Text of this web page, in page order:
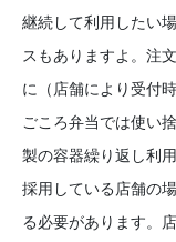
継続して利用したい
スもありますよ。注
に（店舗により受付
ごころ弁当では使い
製の容器繰り返し利
採用している店舗の
る必要があります。